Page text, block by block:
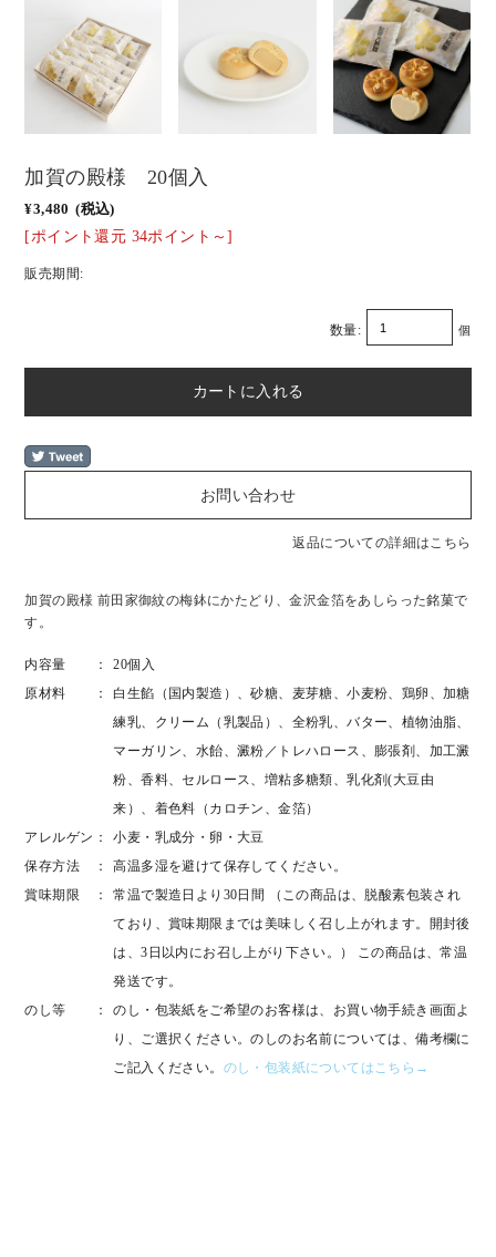
加賀の殿様 20個入
¥3,480 (税込)
[ポイント還元 34ポイント～]
販売期間:
数量: 個
返品についての詳細はこちら
加賀の殿様 前田家御紋の梅鉢にかたどり、金沢金箔をあしらった銘菓で
す。
内容量
20個入
原材料
白生餡（国内製造）、砂糖、麦芽糖、小麦粉、鶏卵、加糖
練乳、クリーム（乳製品）、全粉乳、バター、植物油脂、
マーガリン、水飴、澱粉／トレハロース、膨張剤、加工澱
粉、香料、セルロース、増粘多糖類、乳化剤(大豆由
来）、着色料（カロチン、金箔）
アレルゲン
小麦・乳成分・卵・大豆
保存方法
高温多湿を避けて保存してください。
賞味期限
常温で製造日より30日間 （この商品は、脱酸素包装され
ており、賞味期限までは美味しく召し上がれます。開封後
は、3日以内にお召し上がり下さい。） この商品は、常温
発送です。
のし等
のし・包装紙をご希望のお客様は、お買い物手続き画面よ
り、ご選択ください。のしのお名前については、備考欄に
ご記入ください。 のし・包装紙についてはこちら→